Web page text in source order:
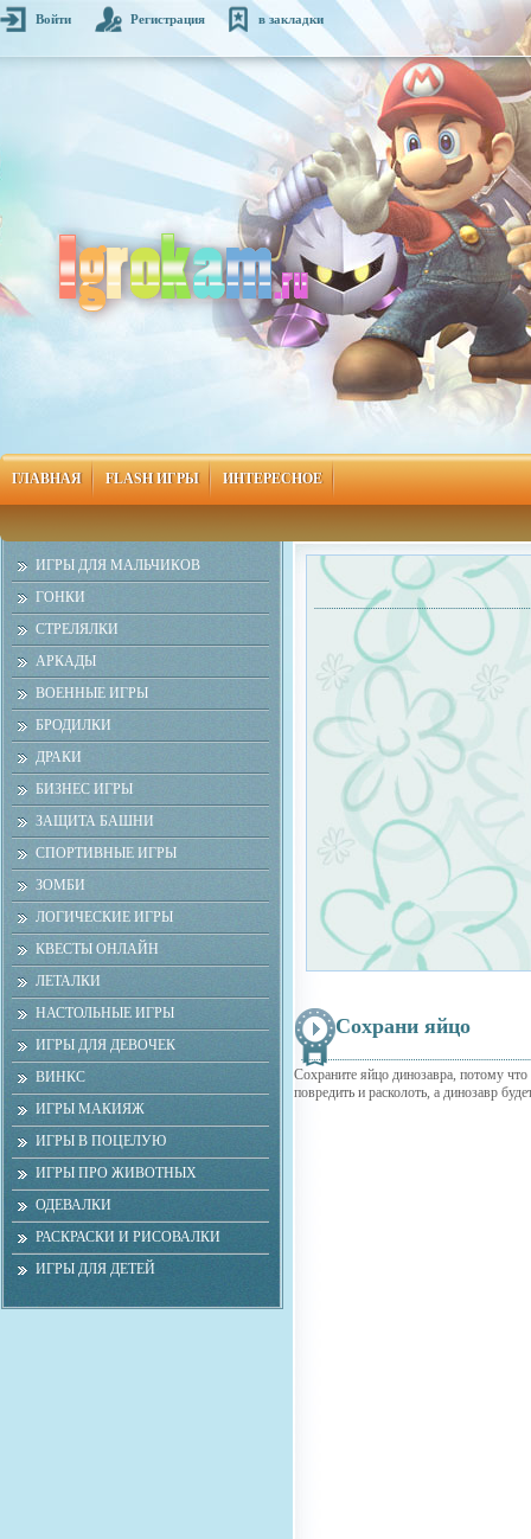
Войти Регистрация в закладки
ГЛАВНАЯ FLASH ИГРЫ ИНТЕРЕСНОЕ
ИГРЫ ДЛЯ МАЛЬЧИКОВ
ГОНКИ
СТРЕЛЯЛКИ
АРКАДЫ
ВОЕННЫЕ ИГРЫ
БРОДИЛКИ
ДРАКИ
БИЗНЕС ИГРЫ
ЗАЩИТА БАШНИ
СПОРТИВНЫЕ ИГРЫ
ЗОМБИ
ЛОГИЧЕСКИЕ ИГРЫ
КВЕСТЫ ОНЛАЙН
ЛЕТАЛКИ
НАСТОЛЬНЫЕ ИГРЫ
ИГРЫ ДЛЯ ДЕВОЧЕК
ВИНКС
ИГРЫ МАКИЯЖ
ИГРЫ В ПОЦЕЛУЮ
ИГРЫ ПРО ЖИВОТНЫХ
ОДЕВАЛКИ
РАСКРАСКИ И РИСОВАЛКИ
ИГРЫ ДЛЯ ДЕТЕЙ
Сохрани яйцо
Сохраните яйцо динозавра, потому
повредить и расколоть, а динозавр